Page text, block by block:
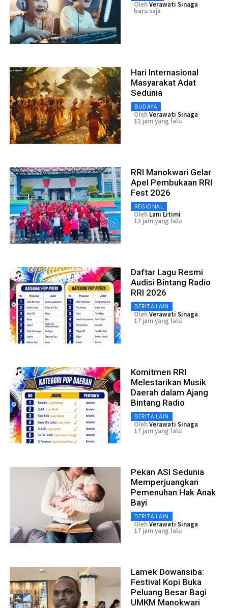
OlehVerawati Sinaga
baru saja
Hari Internasional
Masyarakat Adat
Sedunia
BUDAYA
OlehVerawati Sinaga
12 jam yang lalu
RRI Manokwari Gelar
Apel Pembukaan RRI
Fest 2026
REGIONAL
Oleh Lani Litimi
12 jam yang lalu
Daftar Lagu Resmi
Audisi Bintang Radio
RRI 2026
BERITA LAIN
OlehVerawati Sinaga
17 jam yang lalu
Komitmen RRI
Melestarikan Musik
Daerah dalam Ajang
Bintang Radio
BERITA LAIN
OlehVerawati Sinaga
17 jam yang lalu
Pekan ASI Sedunia
Memperjuangkan
Pemenuhan Hak Anak
Bayi
BERITA LAIN
OlehVerawati Sinaga
17 jam yang lalu
Lamek Dowansiba:
Festival Kopi Buka
Peluang Besar Bagi
UMKM Manokwari